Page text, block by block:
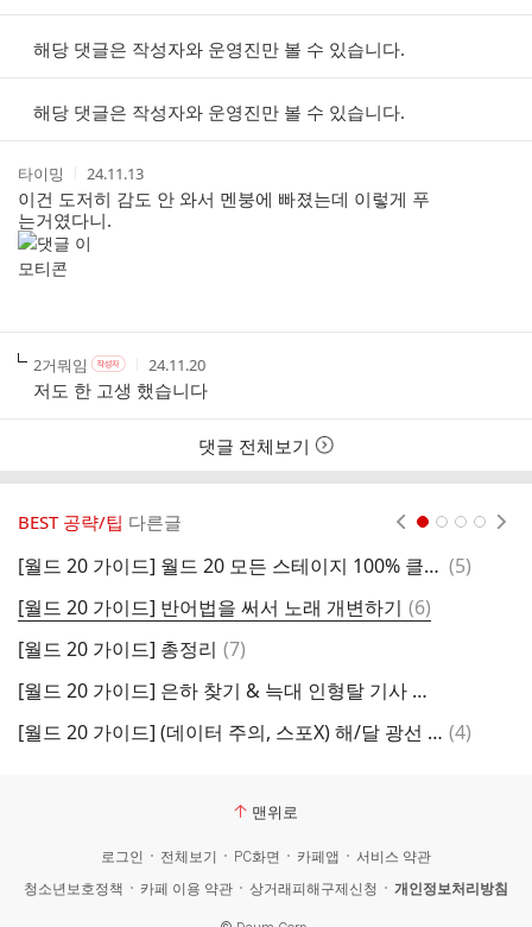
기
리
해당 댓글은 작성자와 운영진만 볼 수 있습니다.
해당 댓글은 작성자와 운영진만 볼 수 있습니다.
작
성
자
타이밍
작
성
시
간
24.11.13
이건 도저히 감도 안 와서 멘붕에 빠졌는데 이렇게 푸
는거였다니.
작
성
자
2거뭐임 작
성
자
본
부
작
자
작
성
시
간
24.11.20
저도 한 고생 했습니다
댓글 전체보기
BEST 공략/팁 다른글
[월드 20 가이드] 월드 20 모든 스테이지 100% 클리어 영상 댓
(5)
[월드 20 가이드] 반어법을 써서 노래 개변하기 댓
글
(6)
[월드 20 가이드] 총정리 댓
(7)
[월드 20 가이드] 은하 찾기 & 늑대 인형탈 기사 석판 찾기
[월드 20 가이드] (데이터 주의, 스포X) 해/달 광선 기믹 풀이 모음 댓
(4)
맨위로
로그인 전체보기 PC화면 카페앱
서비스 약관
청소년보호정책
카페 이용 약관 상거래피해구제신청 개인정보처리방침